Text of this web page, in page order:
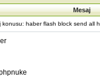
Mesaj
haber flash block send all